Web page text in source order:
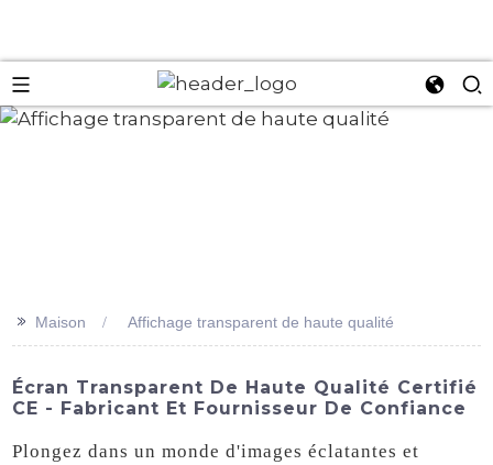
>> Maison Affichage transparent de haute qualité
Écran Transparent De Haute Qualité Certifié
CE - Fabricant Et Fournisseur De Confiance
Plongez dans un monde d'images éclatantes et